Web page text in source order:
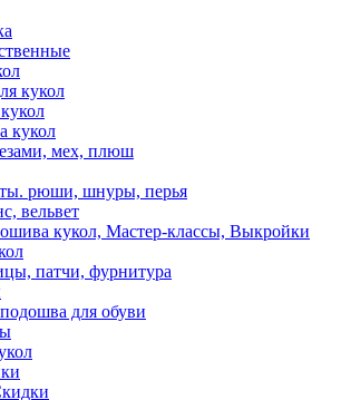
кукол
кукол
мех, плюш
рюши, шнуры, перья
вельвет
кукол, Мастер-классы, Выкройки
патчи, фурнитура
для обуви